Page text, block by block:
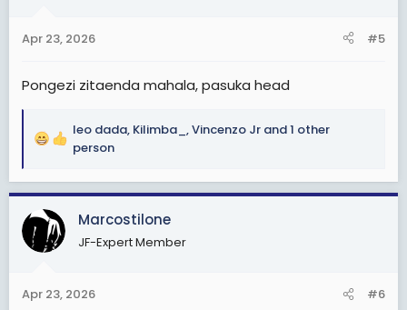
s
Apr 23, 2026 #5
Pongezi zitaenda mahala, pasuka head
R
a
c
t
i
o
s
leo dada, Kilimba_ ,Vincenzo Jr and 1 other
person
Marcostilone
JF-Expert Member
Apr 23, 2026 #6